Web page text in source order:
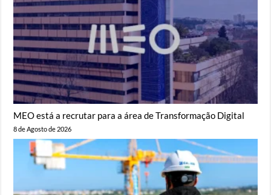
MEO está a recrutar para a área de Transformação Digital
8 de Agosto de 2026